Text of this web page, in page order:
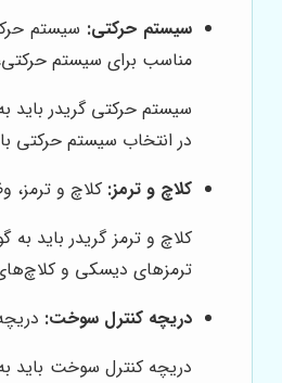
سیستم حرکتی: سیستم
مناسب برای سیستم
سیستم حرکتی گریدر باید
در انتخاب سیستم حرکتی
کلاچ و ترمز: کلاچ و ترمز،
کلاچ و ترمز گریدر باید
ترمزهای دیسکی و
دریچه کنترل سوخت:
دریچه کنترل سوخت باید